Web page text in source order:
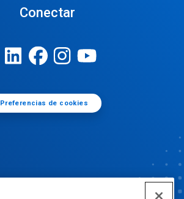
Conectar
Preferencias de cookies